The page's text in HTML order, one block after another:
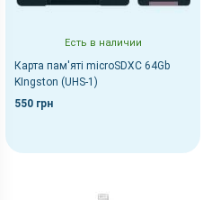
Есть в наличии
Карта пам'яті microSDXC 64Gb
KIngston (UHS-1)
550 грн